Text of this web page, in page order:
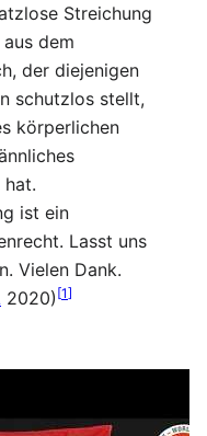
Streichung
dem
der diejenigen
schutzlos stellt,
körperlichen
hat.
ist ein
Lasst uns
Vielen Dank.
2020) [1]